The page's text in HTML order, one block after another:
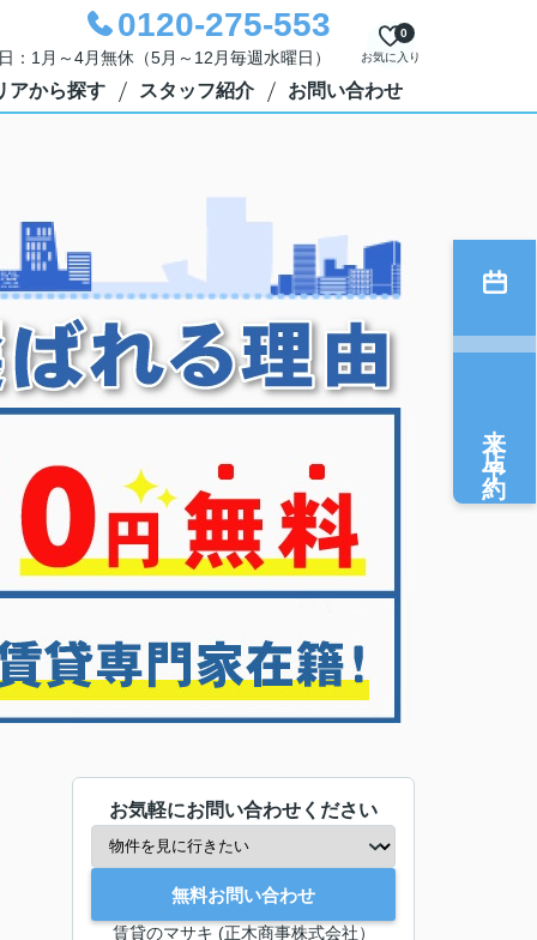
0120-275-553
1月～4月無休（5月～12月毎週水曜日） お気に入り
0
アから探す スタッフ紹介 お問い合わせ
お気軽にお問い合わせください
無料お問い合わせ
賃貸のマサキ (正木商事株式会社）
来店予約